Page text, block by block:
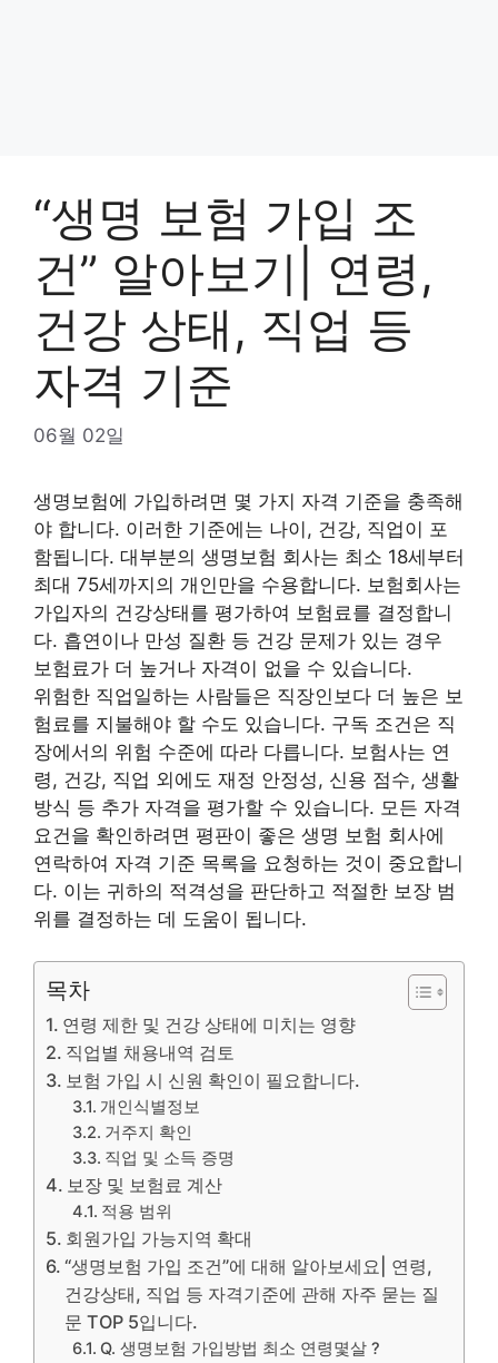
“생명 보험 가입 조
건” 알아보기| 연령,
건강 상태, 직업 등
자격 기준
06월 02일
생명보험에 가입하려면 몇 가지 자격 기준을 충족해
야 합니다. 이러한 기준에는 나이, 건강, 직업이 포
함됩니다. 대부분의 생명보험 회사는 최소 18세부터
최대 75세까지의 개인만을 수용합니다. 보험회사는
가입자의 건강상태를 평가하여 보험료를 결정합니
다. 흡연이나 만성 질환 등 건강 문제가 있는 경우
보험료가 더 높거나 자격이 없을 수 있습니다.
위험한 직업일하는 사람들은 직장인보다 더 높은 보
험료를 지불해야 할 수도 있습니다. 구독 조건은 직
장에서의 위험 수준에 따라 다릅니다. 보험사는 연
령, 건강, 직업 외에도 재정 안정성, 신용 점수, 생활
방식 등 추가 자격을 평가할 수 있습니다. 모든 자격
요건을 확인하려면 평판이 좋은 생명 보험 회사에
연락하여 자격 기준 목록을 요청하는 것이 중요합니
다. 이는 귀하의 적격성을 판단하고 적절한 보장 범
위를 결정하는 데 도움이 됩니다.
목차
연령 제한 및 건강 상태에 미치는 영향
직업별 채용내역 검토
보험 가입 시 신원 확인이 필요합니다.
개인식별정보
거주지 확인
직업 및 소득 증명
보장 및 보험료 계산
적용 범위
회원가입 가능지역 확대
“생명보험 가입 조건”에 대해 알아보세요| 연령,
건강상태, 직업 등 자격기준에 관해 자주 묻는 질
문 TOP 5입니다.
Q. 생명보험 가입방법 최소 연령몇살 ?